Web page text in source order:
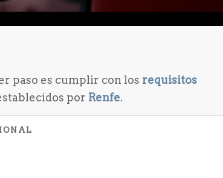
paso es cumplir con los requisitos
por Renfe.